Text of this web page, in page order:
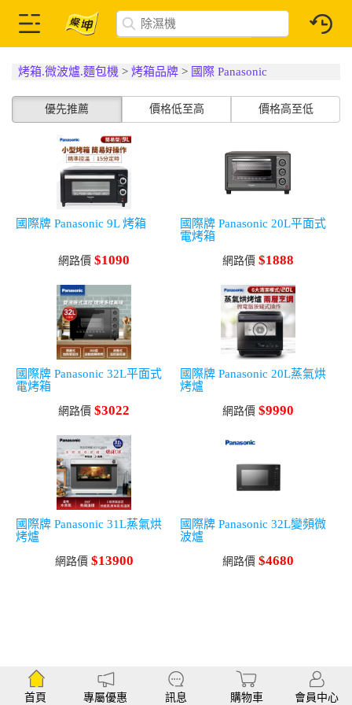
烤箱.微波爐.麵包機 >烤箱品牌 > 國際 Panasonic
優先推薦 價格低至高 價格高至低
國際牌 Panasonic 9L 烤箱
網路價 $1090
國際牌 Panasonic 20L平面式
電烤箱
網路價 $1888
國際牌 Panasonic 32L平面式
電烤箱
網路價 $3022
國際牌 Panasonic 20L蒸氣烘
烤爐
網路價 $9990
國際牌 Panasonic 31L蒸氣烘
烤爐
網路價 $13900
國際牌 Panasonic 32L變頻微
波爐
網路價 $4680
首頁 專屬優惠 訊息 購物車 會員中心